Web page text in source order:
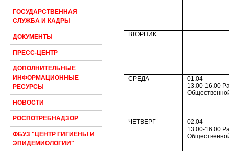
ГОСУДАРСТВЕННАЯ
СЛУЖБА И КАДРЫ
ДОКУМЕНТЫ
ПРЕСС-ЦЕНТР
ДОПОЛНИТЕЛЬНЫЕ
ИНФОРМАЦИОННЫЕ
РЕСУРСЫ
НОВОСТИ
РОСПОТРЕБНАДЗОР
ФБУЗ "ЦЕНТР ГИГИЕНЫ И
ЭПИДЕМИОЛОГИИ"
ВТОРНИК
СРЕДА
01.04
13.00-16.00
ЧЕТВЕРГ
02.04
13.00-16.00